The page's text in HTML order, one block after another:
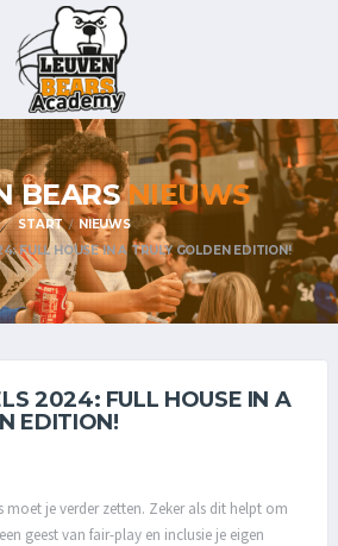
BEARSNIEUWS
START
NIEUWS
FULL HOUSE IN A TRULY GOLDEN EDITION!
2024: FULL HOUSE IN A
EDITION!
moet je verder zetten. Zeker als dit helpt om
geest van fair-play en inclusie je eigen